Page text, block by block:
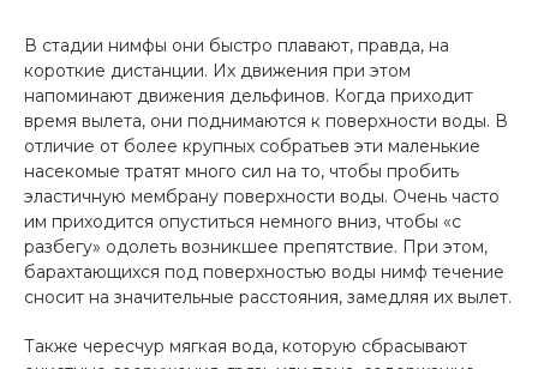
В стадии нимфы они быстро плавают, правда, на
короткие дистанции. Их движения при этом
напоминают движения дельфинов. Когда приходит
время вылета, они поднимаются к поверхности воды. В
отличие от более крупных собратьев эти маленькие
насекомые тратят много сил на то, чтобы пробить
эластичную мембрану поверхности воды. Очень часто
им приходится опуститься немного вниз, чтобы «с
разбегу» одолеть возникшее препятствие. При этом,
барахтающихся под поверхностью воды нимф течение
сносит на значительные расстояния, замедляя их вылет.
Также чересчур мягкая вода, которую сбрасывают